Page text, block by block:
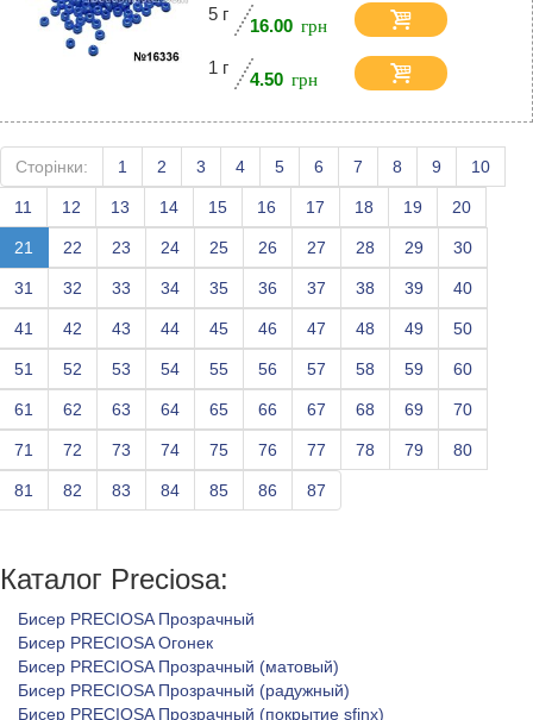
5 г
16.00
1 г
4.50
Сторінки: 1 2 3 4 5 6 7 8 9 10
11 12 13 14 15 16 17 18 19 20
21 22 23 24 25 26 27 28 29 30
31 32 33 34 35 36 37 38 39 40
41 42 43 44 45 46 47 48 49 50
51 52 53 54 55 56 57 58 59 60
61 62 63 64 65 66 67 68 69 70
71 72 73 74 75 76 77 78 79 80
81 82 83 84 85 86 87
Каталог Preciosa:
Бисер PRECIOSA Прозрачный
Бисер PRECIOSA Огонек
Бисер PRECIOSA Прозрачный (матовый)
Бисер PRECIOSA Прозрачный (радужный)
Бисер PRECIOSA Прозрачный (покрытие sfinx)